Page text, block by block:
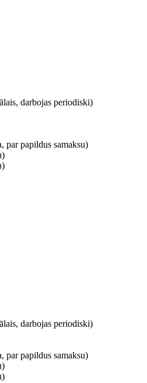
darbojas periodiski)
papildus samaksu)
darbojas periodiski)
papildus samaksu)